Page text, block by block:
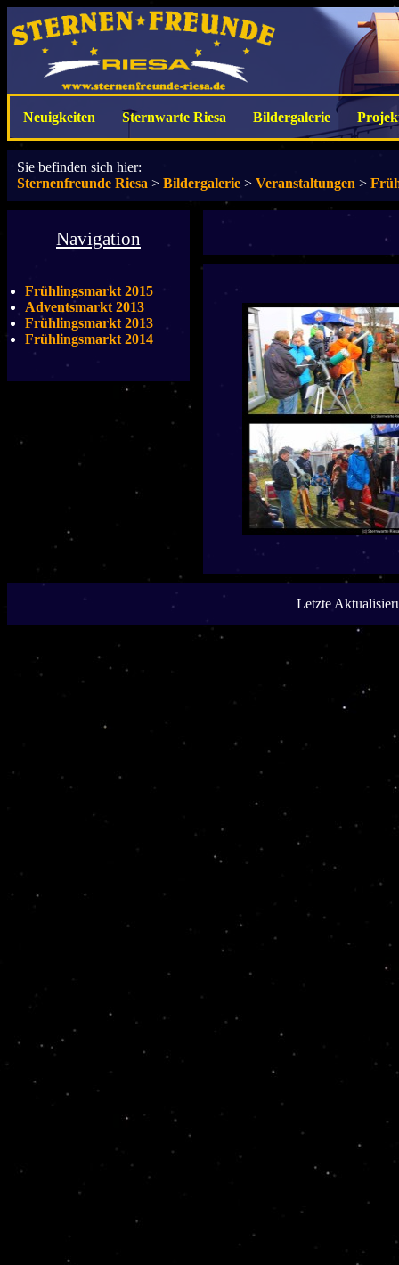
Neuigkeiten Sternwarte Riesa Bildergalerie
Sie befinden sich hier:
Sternenfreunde Riesa > Bildergalerie > Veranstaltungen >
Navigation
Frühlingsmarkt 2015
Adventsmarkt 2013
Frühlingsmarkt 2013
Frühlingsmarkt 2014
Letzte